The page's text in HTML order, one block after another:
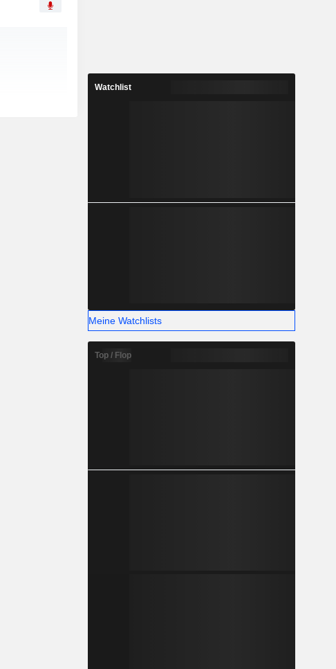
Watchlist
Meine Watchlists
Top / Flop